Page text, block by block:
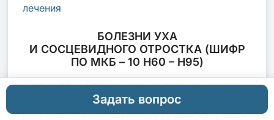
лечения
БОЛЕЗНИ УХА
И СОСЦЕВИДНОГО ОТРОСТКА (ШИФР
ПО МКБ – 10 H60 – H95)
Статья 37 — Болезни наружного уха: экзема
наружного слухового прохода и ушной
раковины; хронический диффузный наружный
Задать вопрос